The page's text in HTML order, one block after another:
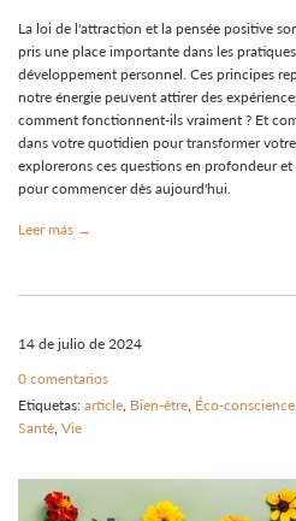
La loi de l'attraction et la pensée positive
pris une place importante dans les
développement personnel. Ces principes
notre énergie peuvent attirer des
comment fonctionnent-ils vraiment ? Et
dans votre quotidien pour transformer
explorerons ces questions en profondeur
pour commencer dès aujourd'hui.
Leer más →
14 de julio de 2024
0 comentarios
Etiquetas: article Bien-être Éco-conscience
Santé Vie